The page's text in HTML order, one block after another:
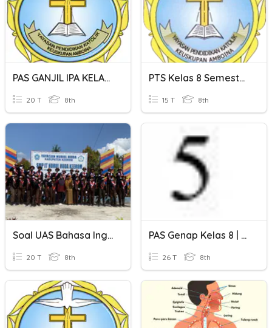
PAS GANJIL IPA KELAS VIII TAHUN AJARAN 2023/22024
20 T 8th
PTS Kelas 8 Semester Genap Tahun Ajaran 2023/2024
15 T 8th
Soal UAS Bahasa Inggris Semester Ganjil Thn Ajaran 2023/2024
20 T 8th
PAS Genap Kelas 8 | Tahun Ajaran 2020-2021
26 T 8th